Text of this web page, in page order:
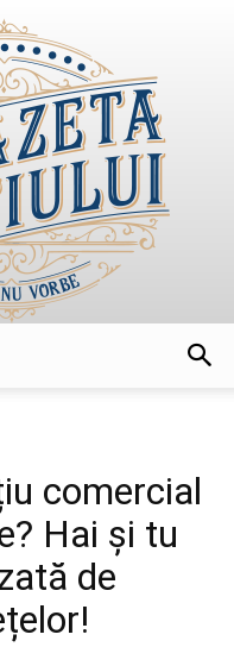
comercial
Hai și tu
de